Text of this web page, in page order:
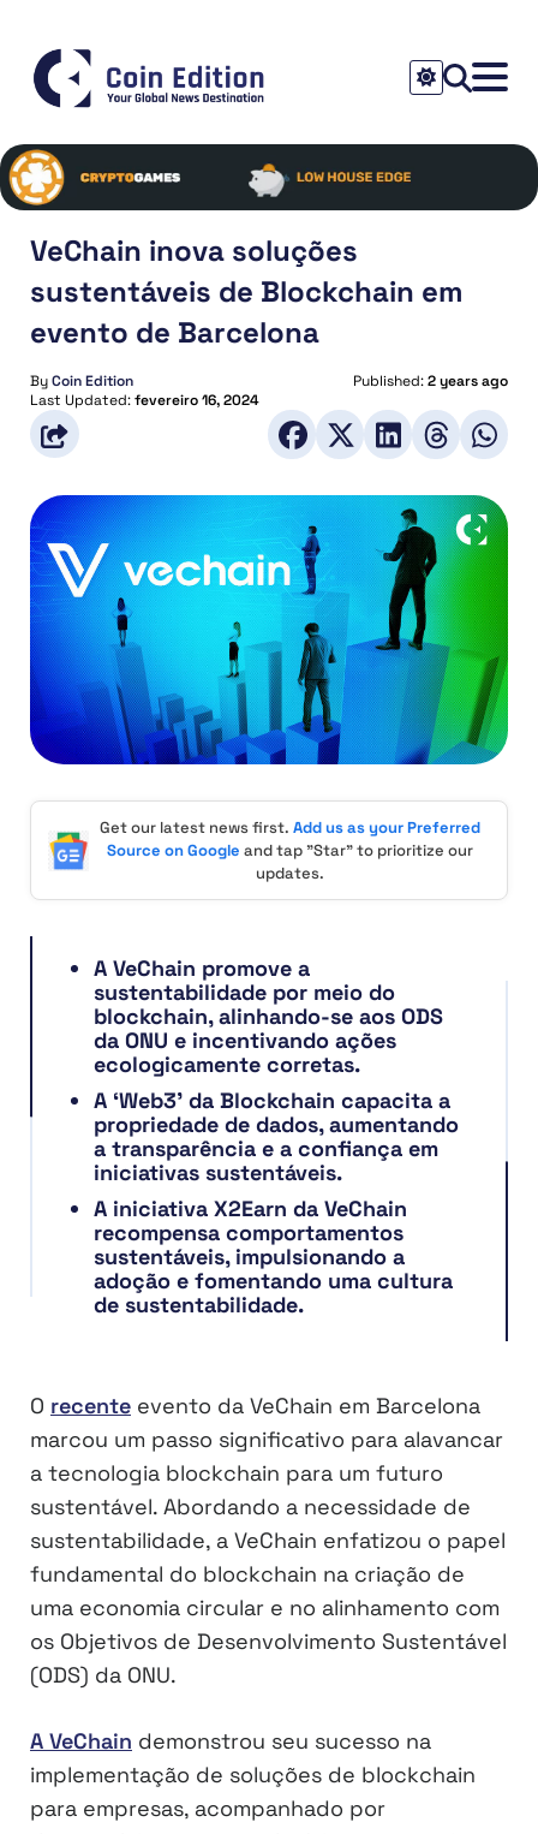
VeChain inova soluções
sustentáveis de Blockchain em
evento de Barcelona
ByCoin Edition Published:2 years ago
Last Updated:fevereiro 16, 2024
Get our latest news first. Add us as your Preferred
Source on Google and tap "Star" to prioritize our
updates.
A VeChain promove a
sustentabilidade por meio do
blockchain, alinhando-se aos ODS
da ONU e incentivando ações
ecologicamente corretas.
A ‘Web3’ da Blockchain capacita a
propriedade de dados, aumentando
a transparência e a confiança em
iniciativas sustentáveis.
A iniciativa X2Earn da VeChain
recompensa comportamentos
sustentáveis, impulsionando a
adoção e fomentando uma cultura
de sustentabilidade.
O recente evento da VeChain em Barcelona
marcou um passo significativo para alavancar
a tecnologia blockchain para um futuro
sustentável. Abordando a necessidade de
sustentabilidade, a VeChain enfatizou o papel
fundamental do blockchain na criação de
uma economia circular e no alinhamento com
os Objetivos de Desenvolvimento Sustentável
(ODS) da ONU.
A VeChain demonstrou seu sucesso na
implementação de soluções de blockchain
para empresas, acompanhado por